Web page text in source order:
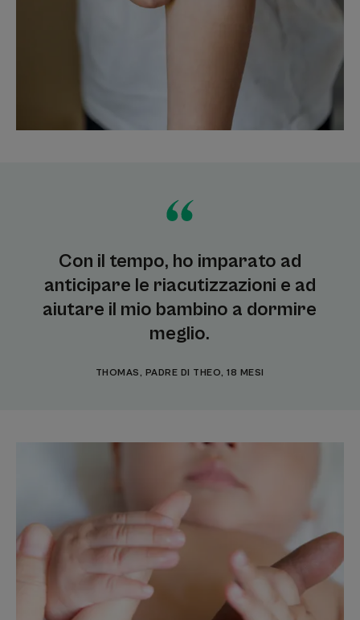
Con il tempo, ho imparato ad
anticipare le riacutizzazioni e ad
aiutare il mio bambino a dormire
meglio.
THOMAS, PADRE DI THEO, 18 MESI